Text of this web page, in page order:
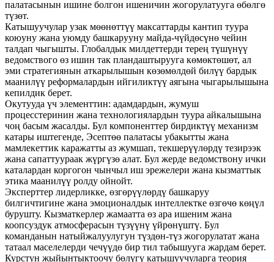
палатасынын ишине болгон ишеничин жогорулатууга өбөлгө
түзөт.
Катышуучулар узак мөөнөттүү максаттарды кантип туура
коюуну жана уюмду башкарууну майда-чүйдөсүнө чейин
талдап чыгышты. Глобалдык милдеттерди терең түшүнүү
ведомствого өз ишин так пландаштырууга көмөктөшөт, ал
эми стратегиянын аткарылышын көзөмөлдөй билүү бардык
маанилүү реформалардын ийгиликтүү аягына чыгарылышына
кепилдик берет.
Окутууда үч элементтин: адамдардын, жумуш
процесстеринин жана технологиялардын туура айкалышына
чоң басым жасалды. Бул компоненттер бирдиктүү механизм
катары иштегенде, Эсептөө палатасы убакытты жана
мамлекеттик каражатты аз жумшап, текшерүүлөрдү тезирээк
жана сапаттуураак жүргүзө алат. Бул жерде ведомствону ички
каталардан коргогон чынчыл иш эрежелери жана кызматтык
этика маанилүү ролду ойнойт.
Эксперттер лидерликке, өзгөрүүлөрдү башкаруу
билгичтигине жана эмоционалдык интеллектке өзгөчө көңүл
бурушту. Кызматкерлер жамаатта өз ара ишеним жана
коопсуздук атмосферасын түзүүнү үйрөнүштү. Бул
команданын натыйжалуулугун түздөн-түз жогорулатат жана
татаал маселелерди чечүүдө бир тил табышууга жардам берет.
Курстун жыйынтыктоочу бөлүгү катышуучуларга теория